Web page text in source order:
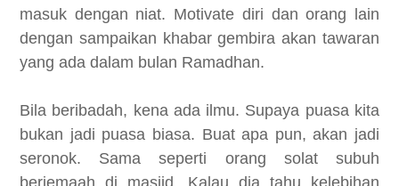
masuk dengan niat. Motivate diri dan orang lain
dengan sampaikan khabar gembira akan tawaran
yang ada dalam bulan Ramadhan.
Bila beribadah, kena ada ilmu. Supaya puasa kita
bukan jadi puasa biasa. Buat apa pun, akan jadi
seronok. Sama seperti orang solat subuh
berjemaah di masjid. Kalau dia tahu kelebihan